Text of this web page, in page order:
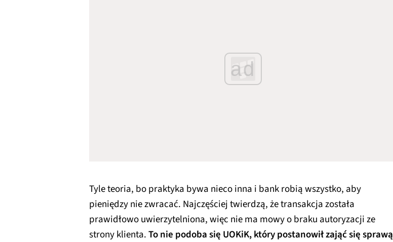
ad
Tyle teoria, bo praktyka bywa nieco inna i bank robią wszystko, aby
pieniędzy nie zwracać. Najczęściej twierdzą, że transakcja została
prawidłowo uwierzytelniona, więc nie ma mowy o braku autoryzacji ze
strony klienta.To nie podoba się UOKiK, który postanowił zająć się sprawą